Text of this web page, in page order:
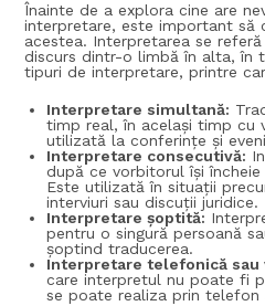
Înainte de a explora cine are
interpretare, este important să
acestea. Interpretarea se
discurs dintr-o limbă în alta, în
tipuri de interpretare, printre
Interpretare simultană:
timp real, în același timp cu
utilizată la conferințe și
Interpretare consecutivă:
după ce vorbitorul își
Este utilizată în situații
interviuri sau discuții juridice.
Interpretare șoptită:
pentru o singură persoană
șoptind traducerea.
Interpretare telefonică sau
care interpretul nu poate fi
se poate realiza prin telefon